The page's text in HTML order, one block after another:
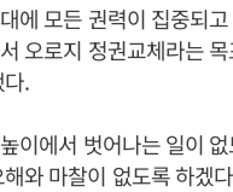
에 모든 권력이 집중되
오로지 정권교체라는
.
이에서 벗어나는 일이
와 마찰이 없도록 하겠